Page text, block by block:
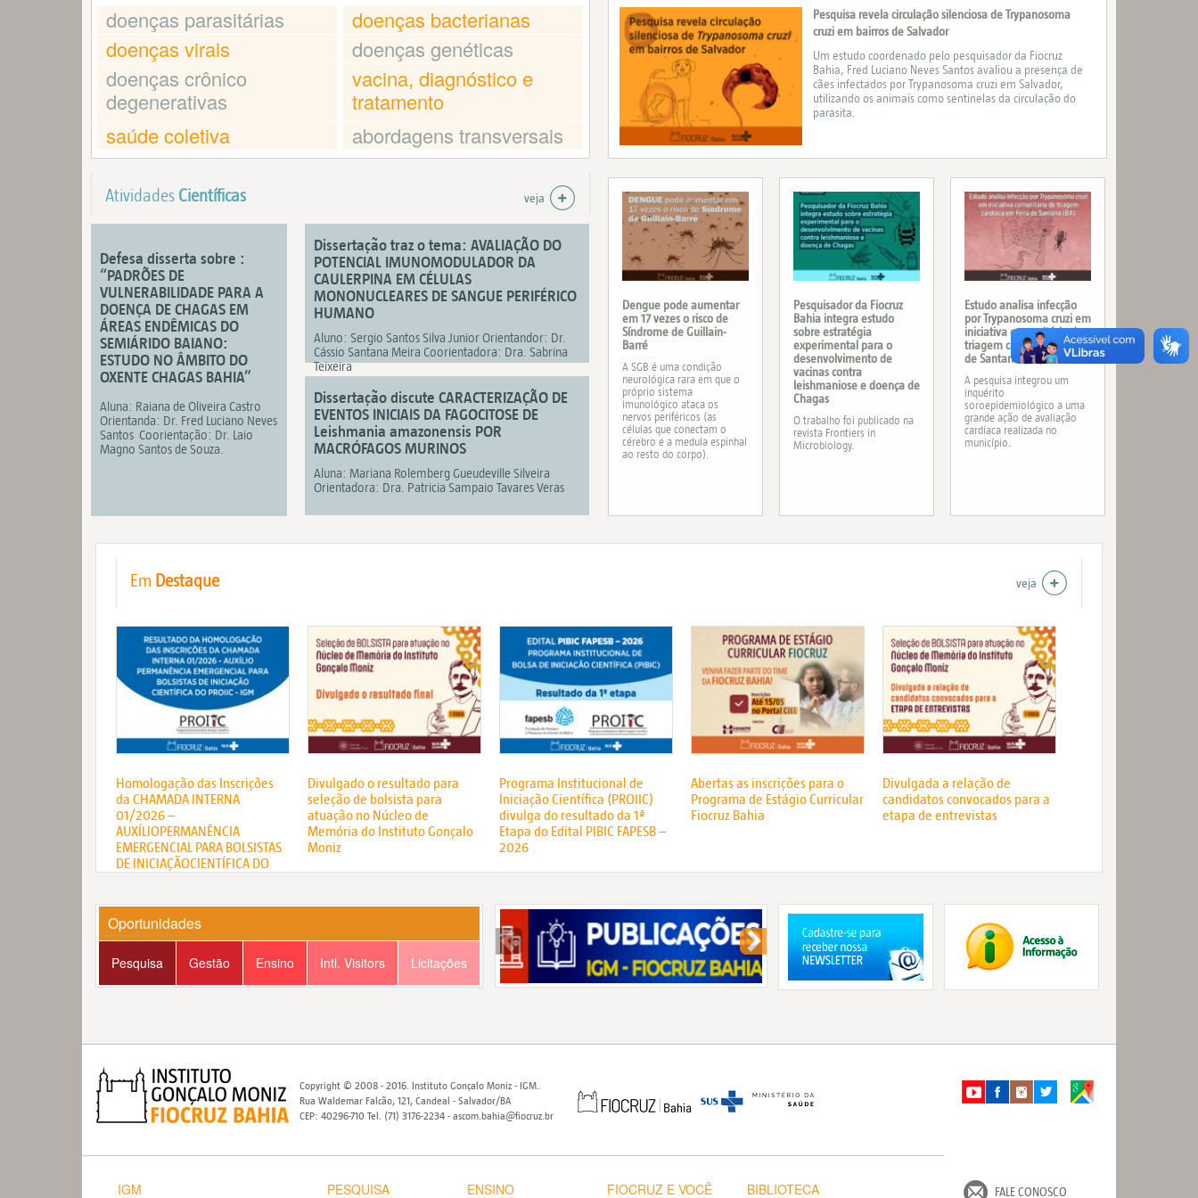
doenças parasitárias
doenças bacterianas
doenças virais
doenças genéticas
doenças crônico
degenerativas
vacina, diagnóstico e
tratamento
saúde coletiva
abordagens transversais
Atividades Científicas veja
Defesa disserta sobre :
“PADRÕES DE
VULNERABILIDADE PARA A
DOENÇA DE CHAGAS EM
ÁREAS ENDÊMICAS DO
SEMIÁRIDO BAIANO:
ESTUDO NO ÂMBITO DO
OXENTE CHAGAS BAHIA”
Aluna: Raiana de Oliveira Castro
Orientanda: Dr. Fred Luciano Neves
Santos Coorientação: Dr. Laio
Magno Santos de Souza.
Dissertação traz o tema: AVALIAÇÃO DO
POTENCIAL IMUNOMODULADOR DA
CAULERPINA EM CÉLULAS
MONONUCLEARES DE SANGUE PERIFÉRICO
HUMANO
Aluno: Sergio Santos Silva Junior Orientandor: Dr.
Cássio Santana Meira Coorientadora: Dra. Sabrina
Teixeira
Dissertação discute CARACTERIZAÇÃO DE
EVENTOS INICIAIS DA FAGOCITOSE DE
Leishmania amazonensis POR
MACRÓFAGOS MURINOS
Aluna: Mariana Rolemberg Gueudeville Silveira
Orientadora: Dra. Patricia Sampaio Tavares Veras
Pesquisa revela circulação silenciosa de Trypanosoma
cruzi em bairros de Salvador
Um estudo coordenado pelo pesquisador da Fiocruz
Bahia, Fred Luciano Neves Santos avaliou a presença de
cães infectados por Trypanosoma cruzi em Salvador,
utilizando os animais como sentinelas da circulação do
parasita.
Dengue pode aumentar
em 17 vezes o risco de
Síndrome de Guillain-
Barré
A SGB é uma condição
neurológica rara em que o
próprio sistema
imunológico ataca os
nervos periféricos (as
células que conectam o
cérebro e a medula espinhal
ao resto do corpo).
Pesquisador da Fiocruz
Bahia integra estudo
sobre estratégia
experimental para o
desenvolvimento de
vacinas contra
leishmaniose e doença de
Chagas
O trabalho foi publicado na
revista Frontiers in
Microbiology.
Estudo analisa infecção
por Trypanosoma cruzi em
iniciativa comunitária de
triagem cardíaca em Feira
de Santana (BA)
A pesquisa integrou um
inquérito
soroepidemiológico a uma
grande ação de avaliação
cardíaca realizada no
município.
Em Destaque veja
Homologação das Inscrições
da CHAMADA INTERNA
01/2026 –
AUXÍLIOPERMANÊNCIA
EMERGENCIAL PARA BOLSISTAS
DE INICIAÇÃOCIENTÍFICA DO
Divulgado o resultado para
seleção de bolsista para
atuação no Núcleo de
Memória do Instituto Gonçalo
Moniz
Programa Institucional de
Iniciação Científica (PROIIC)
divulga do resultado da 1ª
Etapa do Edital PIBIC FAPESB –
2026
Abertas as inscrições para o
Programa de Estágio Curricular
Fiocruz Bahia
Divulgada a relação de
candidatos convocados para a
etapa de entrevistas
Oportunidades
Pesquisa Gestão Ensino Intl. Visitors Licitações
Copyright © 2008 - 2016. Instituto Gonçalo Moniz - IGM.
Rua Waldemar Falcão, 121, Candeal - Salvador/BA
CEP: 40296-710 Tel. (71) 3176-2234 - ascom.bahia@fiocruz.br
IGM PESQUISA ENSINO FIOCRUZ E VOCÊ BIBLIOTECA FALE CONOSCO